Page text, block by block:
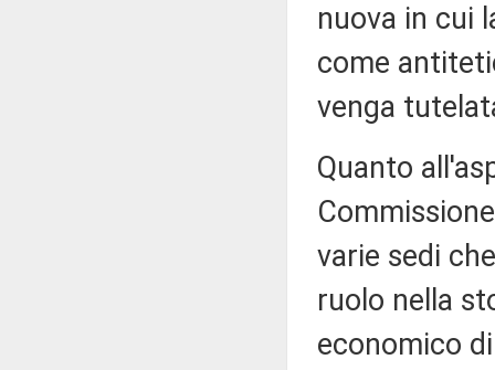
nuova in cui
come
venga
Quanto
varie sedi
ruolo nella
economico